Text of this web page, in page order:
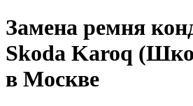
Замена ремня
Skoda Karoq
в Москве